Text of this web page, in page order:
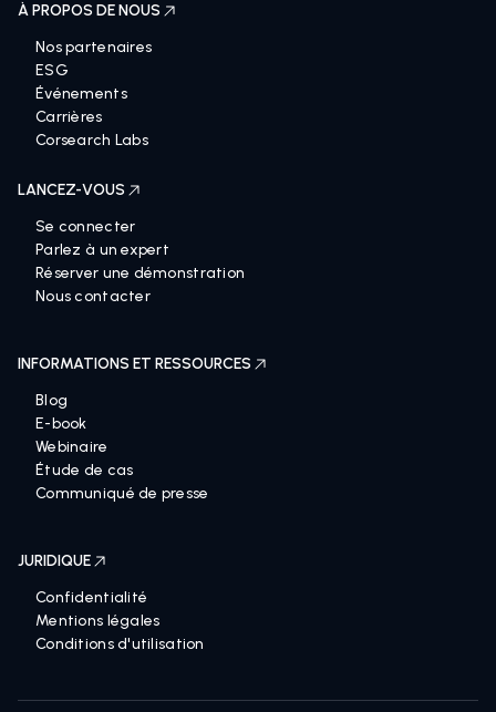
À PROPOS DE NOUS
Nos partenaires
ESG
Événements
Carrières
Corsearch Labs
LANCEZ-VOUS
Se connecter
Parlez à un expert
Réserver une démonstration
Nous contacter
INFORMATIONS ET RESSOURCES
Blog
E-book
Webinaire
Étude de cas
Communiqué de presse
JURIDIQUE
Confidentialité
Mentions légales
Conditions d'utilisation